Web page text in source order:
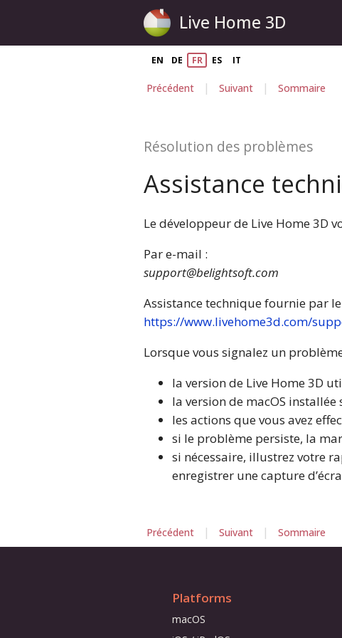
Live Home 3D
EN DE FR ES IT
Précédent | Suivant | Sommaire
Résolution des problèmes
Assistance
Le développeur de Live Home 3D
Par e-mail :
support@belightsoft.com
Assistance technique fournie par
https://www.livehome3d.com/
Lorsque vous signalez un
la version de Live Home 3D
la version de macOS
les actions que vous avez
si le problème persiste, la
si nécessaire, illustrez votre
enregistrer une capture
Précédent | Suivant | Sommaire
Platforms
macOS